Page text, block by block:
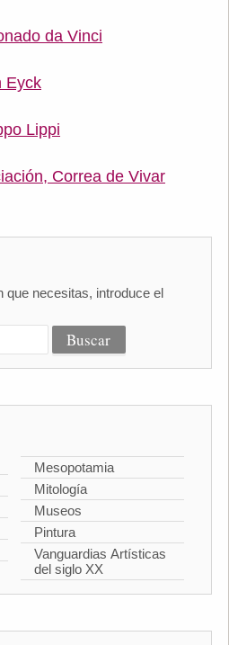
da Vinci
Eyck
Lippi
Correa de Vivar
que necesitas, introduce el
Mesopotamia
Mitología
Museos
Pintura
Vanguardias Artísticas
del siglo XX